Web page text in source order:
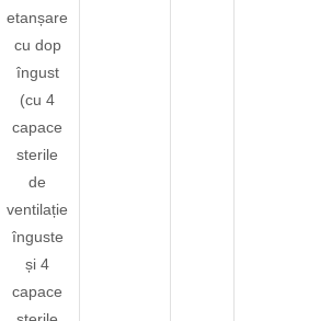
etanșare
cu dop
îngust
(cu 4
capace
sterile
de
ventilație
înguste
și 4
capace